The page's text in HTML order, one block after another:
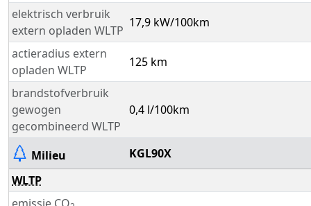
elektrisch verbruik
extern opladen WLTP
17,9 kW/100km
actieradius extern
opladen WLTP
125 km
brandstofverbruik
gewogen
gecombineerd WLTP
0,4 l/100km
Milieu
KGL90X
WLTP